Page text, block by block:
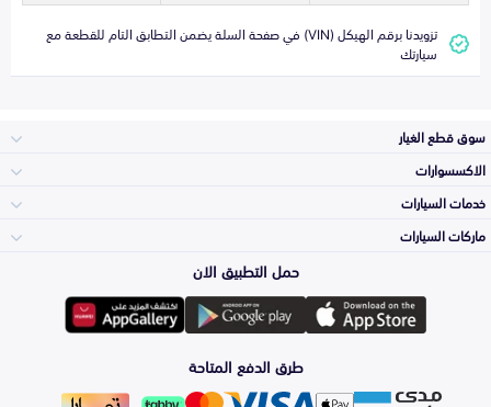
تزويدنا برقم الهيكل (VIN) في صفحة السلة يضمن التطابق التام للقطعة مع
سيارتك
سوق قطع الغيار
المكائن، القيرات
وملحقاتها
الشمعات
والاصطبات (الاضاءة)
الاكسسوارات
لوازم الرحلات
خدمات السيارات
الأكثر مبيعاً
ماركات السيارات
تويوتا
هيونداي
حمل التطبيق الان
طرق الدفع المتاحة